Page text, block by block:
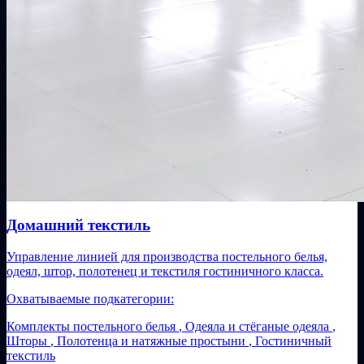
Домашний текстиль
Управление линией для производства постельного белья,
одеял, штор, полотенец и текстиля гостиничного класса.
Охватываемые подкатегории:
Комплекты постельного белья , Одеяла и стёганые одеяла ,
Шторы , Полотенца и натяжные простыни , Гостиничный
текстиль